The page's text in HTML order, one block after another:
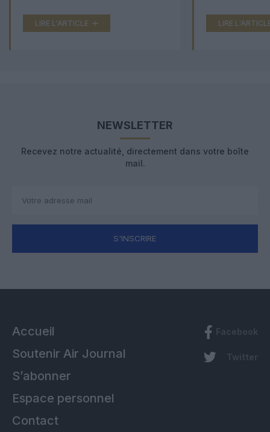
LIRE L'ARTICLE LIRE
NEWSLETTER
Recevez notre actualité, directement dans votre boîte
mail.
S'INSCRIRE
Accueil
Soutenir Air Journal
S’abonner
Espace personnel
Contact